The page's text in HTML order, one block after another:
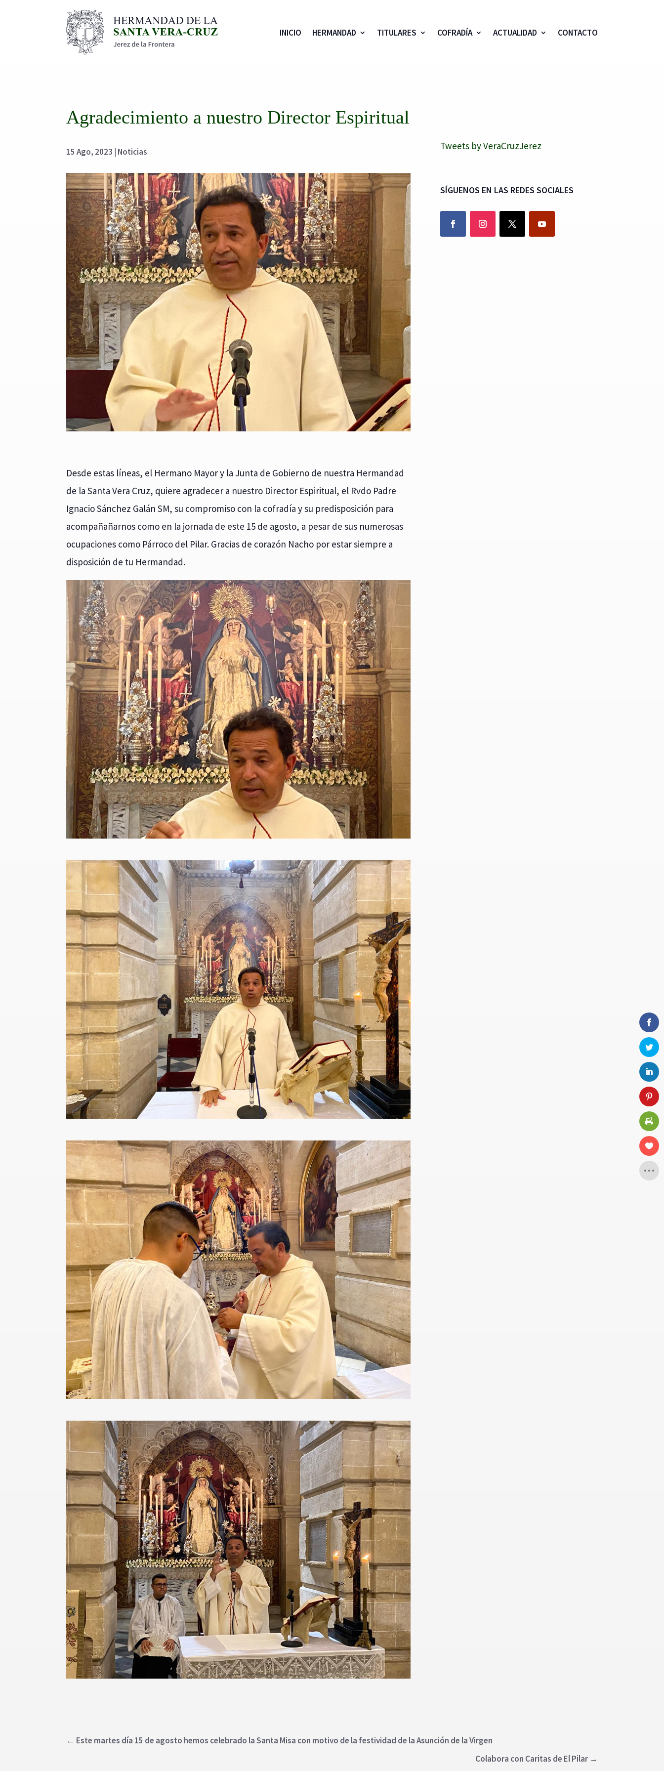
INICIO HERMANDAD TITULARES COFRADÍA ACTUALIDAD CONTACTO
Agradecimiento a nuestro Director Espiritual
15 Ago, 2023 Noticias
Desde estas líneas, el Hermano Mayor y la Junta de Gobierno de nuestra Hermandad
de la Santa Vera Cruz, quiere agradecer a nuestro Director Espiritual, el Rvdo Padre
Ignacio Sánchez Galán SM, su compromiso con la cofradía y su predisposición para
acompañañarnos como en la jornada de este 15 de agosto, a pesar de sus numerosas
ocupaciones como Párroco del Pilar. Gracias de corazón Nacho por estar siempre a
disposición de tu Hermandad.
Tweets by VeraCruzJerez
SÍGUENOS EN LAS REDES SOCIALES
← Este martes día 15 de agosto hemos celebrado la Santa Misa con motivo de la festividad de la Asunción de la Virgen
Colabora con Caritas de El Pilar→